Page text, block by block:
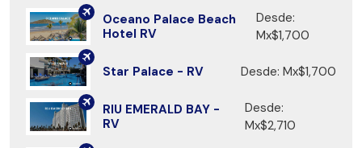
Oceano Palace Beach
Hotel RV
Desde:
Mx$1,700
Star Palace - RV Desde: Mx$1,700
RIU EMERALD BAY -
RV
Desde:
Mx$2,710